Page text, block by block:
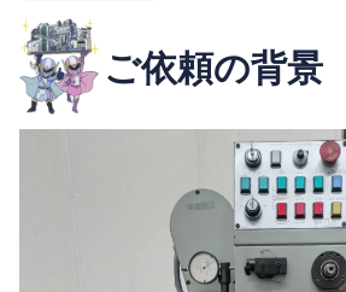
ご依頼の背景